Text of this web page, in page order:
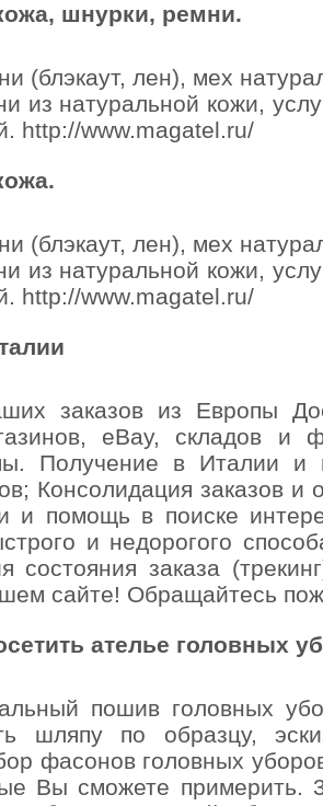
шнурки, ремни.
(блэкаут, лен), мех
из натуральной кожи,
http://www.magatel.ru/
(блэкаут, лен), мех
из натуральной кожи,
http://www.magatel.ru/
заказов из Европы
eBay, складов и
Получение в Италии и
Консолидация заказов и
и помощь в поиске
и недорогого
состояния заказа
сайте! Обращайтесь
ателье головных
пошив головных
шляпу по образцу,
фасонов головных
Вы сможете примерить.